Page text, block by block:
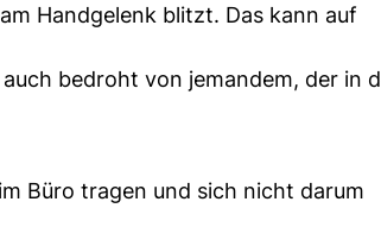
Handgelenk blitzt. Das kann auf
bedroht von jemandem, der in
Büro tragen und sich nicht darum